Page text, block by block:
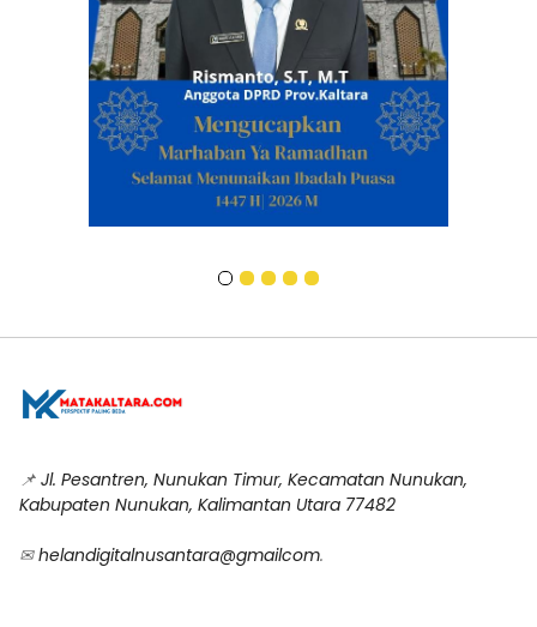
📌 Jl. Pesantren, Nunukan Timur, Kecamatan Nunukan,
Kabupaten Nunukan, Kalimantan Utara 77482
✉ helandigitalnusantara@gmailcom.